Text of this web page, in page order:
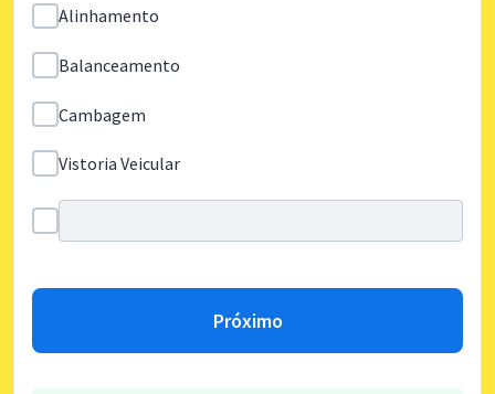
Alinhamento
Balanceamento
Cambagem
Vistoria Veicular
Próximo